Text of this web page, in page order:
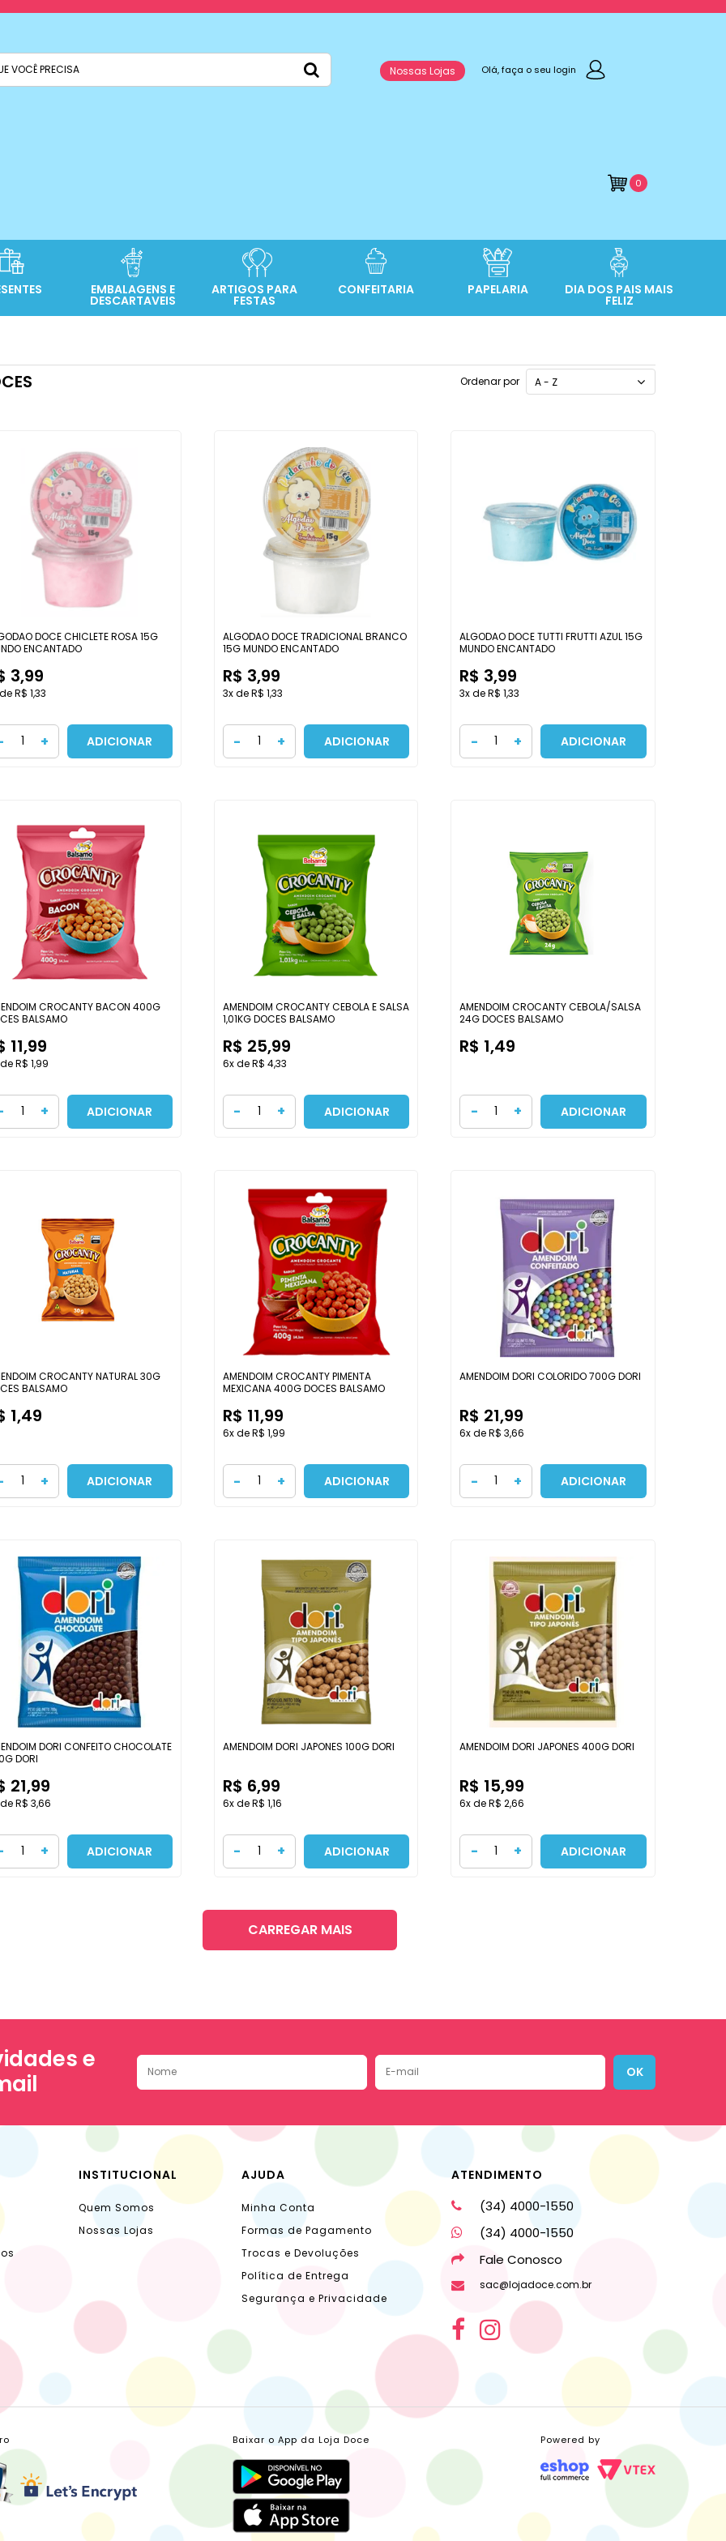
Nossas Lojas Olá, faça o seu login
0
EMBALAGENS E
DESCARTAVEIS
ARTIGOS PARA
FESTAS
CONFEITARIA PAPELARIA DIA DOS PAIS MAIS
FELIZ
Ordenar por A - Z
DOCE CHICLETE ROSA 15G
ENCANTADO
3,99
R$ 1,33
+ ADICIONAR
ALGODAO DOCE TRADICIONAL BRANCO
15G MUNDO ENCANTADO
R$ 3,99
3x de R$ 1,33
- + ADICIONAR
ALGODAO DOCE TUTTI FRUTTI AZUL 15G
MUNDO ENCANTADO
R$ 3,99
3x de R$ 1,33
- + ADICIONAR
CROCANTY BACON 400G
BALSAMO
11,99
R$ 1,99
+ ADICIONAR
AMENDOIM CROCANTY CEBOLA E SALSA
1,01KG DOCES BALSAMO
R$ 25,99
6x de R$ 4,33
- + ADICIONAR
AMENDOIM CROCANTY CEBOLA/SALSA
24G DOCES BALSAMO
R$ 1,49
- + ADICIONAR
CROCANTY NATURAL 30G
BALSAMO
1,49
+ ADICIONAR
AMENDOIM CROCANTY PIMENTA
MEXICANA 400G DOCES BALSAMO
R$ 11,99
6x de R$ 1,99
- + ADICIONAR
AMENDOIM DORI COLORIDO 700G DORI
R$ 21,99
6x de R$ 3,66
- + ADICIONAR
DORI CONFEITO CHOCOLATE
DORI
21,99
R$ 3,66
+ ADICIONAR
AMENDOIM DORI JAPONES 100G DORI
R$ 6,99
6x de R$ 1,16
- + ADICIONAR
AMENDOIM DORI JAPONES 400G DORI
R$ 15,99
6x de R$ 2,66
- + ADICIONAR
CARREGAR MAIS
e
OK
INSTITUCIONAL
Quem Somos
Nossas Lojas
AJUDA
Minha Conta
Formas de Pagamento
Trocas e Devoluções
Política de Entrega
Segurança e Privacidade
ATENDIMENTO
(34) 4000-1550
(34) 4000-1550
Fale Conosco
sac@lojadoce.com.br
Baixar o App da Loja Doce Powered by